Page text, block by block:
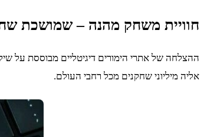
חוויית משחק מהנה – שמושכת
ההצלחה של אתרי הימורים דיגיטליים מבוססת על
אליה מיליוני שחקנים מכל רחבי העולם.